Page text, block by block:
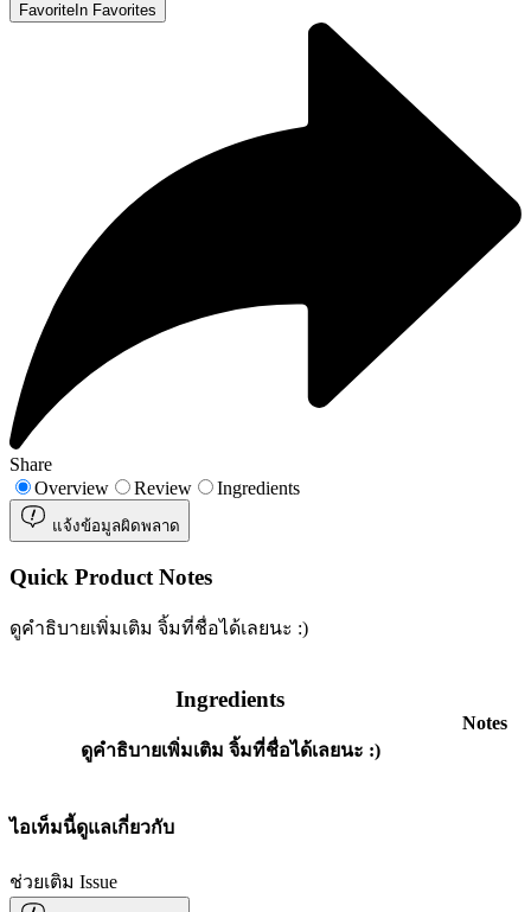
Favorite In Favorites
Share
Overview
Review Ingredients
แจ้งข้อมูลผิดพลาด
Quick Product Notes
ดูคำธิบายเพิ่มเติม จิ้มที่ชื่อได้เลยนะ :)
Ingredients
ดูคำธิบายเพิ่มเติม จิ้มที่ชื่อได้เลยนะ :)
Notes
ไอเท็มนี้ดูแลเกี่ยวกับ
ช่วยเติม Issue